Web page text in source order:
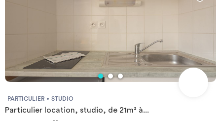
PARTICULIER STUDIO
Particulier location, studio, de 21m² à...